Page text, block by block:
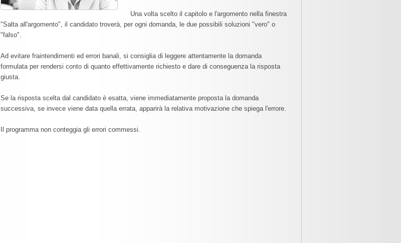
Una volta scelto il capitolo e l'argomento nella finestra
"Salta all'argomento", il candidato troverà, per ogni domanda, le due possibili soluzioni "vero" o
"falso".
Ad evitare fraintendimenti ed errori banali, si consiglia di leggere attentamente la domanda
formulata per rendersi conto di quanto effettivamente richiesto e dare di conseguenza la risposta
giusta.
Se la risposta scelta dal candidato è esatta, viene immediatamente proposta la domanda
successiva, se invece viene data quella errata, apparirà la relativa motivazione che spiega l'errore.
Il programma non conteggia gli errori commessi.